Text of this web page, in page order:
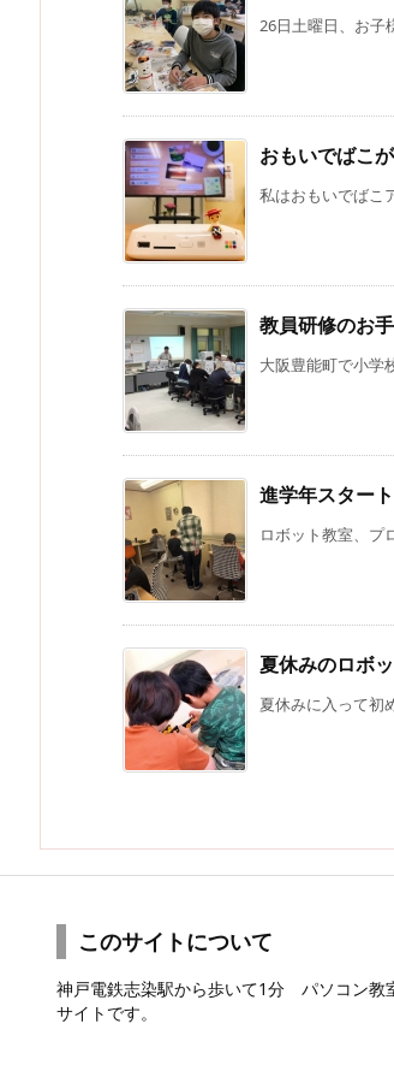
26日土曜日、お子
おもいでばこ
私はおもいでばこ
教員研修のお
大阪豊能町で小学
進学年スタート
ロボット教室、プ
夏休みのロボ
夏休みに入って初
このサイトについて
神戸電鉄志染駅から歩いて1分 パソコン教
サイトです。